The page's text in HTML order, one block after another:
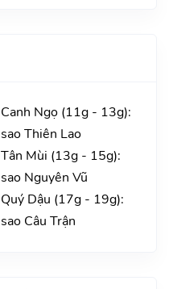
Canh Ngọ (11g - 13g):
sao Thiên Lao
Tân Mùi (13g - 15g):
sao Nguyên Vũ
Quý Dậu (17g - 19g):
sao Câu Trận